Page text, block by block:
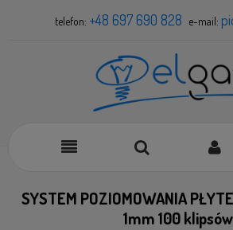
telefon: +48 697 690 828 e-mail:
SYSTEM POZIOMOWANIA
1mm 100 klipsów